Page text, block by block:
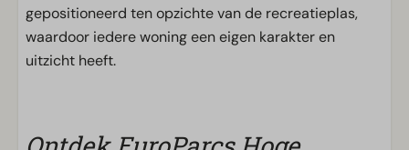
gepositioneerd ten opzichte van de recreatieplas,
waardoor iedere woning een eigen karakter en
uitzicht heeft.